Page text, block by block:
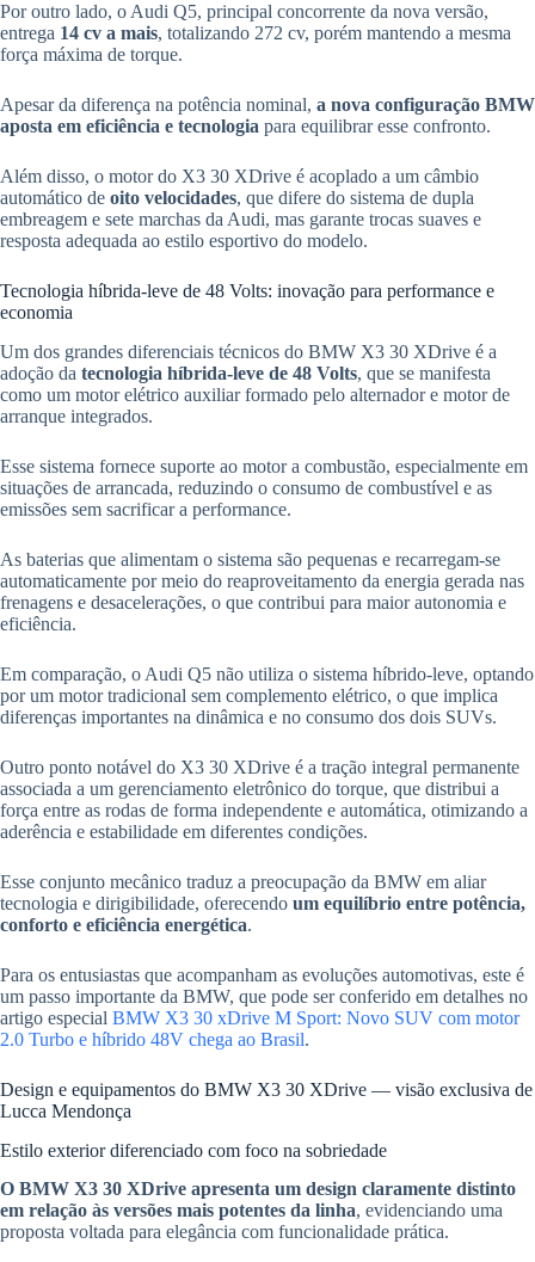
Por outro lado, o Audi Q5, principal concorrente da nova versão,
entrega 14 cv a mais, totalizando 272 cv, porém mantendo a mesma
força máxima de torque.
Apesar da diferença na potência nominal, a nova configuração BMW
aposta em eficiência e tecnologia para equilibrar esse confronto.
Além disso, o motor do X3 30 XDrive é acoplado a um câmbio
automático de oito velocidades, que difere do sistema de dupla
embreagem e sete marchas da Audi, mas garante trocas suaves e
resposta adequada ao estilo esportivo do modelo.
Tecnologia híbrida-leve de 48 Volts: inovação para performance e
economia
Um dos grandes diferenciais técnicos do BMW X3 30 XDrive é a
adoção da tecnologia híbrida-leve de 48 Volts, que se manifesta
como um motor elétrico auxiliar formado pelo alternador e motor de
arranque integrados.
Esse sistema fornece suporte ao motor a combustão, especialmente em
situações de arrancada, reduzindo o consumo de combustível e as
emissões sem sacrificar a performance.
As baterias que alimentam o sistema são pequenas e recarregam-se
automaticamente por meio do reaproveitamento da energia gerada nas
frenagens e desacelerações, o que contribui para maior autonomia e
eficiência.
Em comparação, o Audi Q5 não utiliza o sistema híbrido-leve, optando
por um motor tradicional sem complemento elétrico, o que implica
diferenças importantes na dinâmica e no consumo dos dois SUVs.
Outro ponto notável do X3 30 XDrive é a tração integral permanente
associada a um gerenciamento eletrônico do torque, que distribui a
força entre as rodas de forma independente e automática, otimizando a
aderência e estabilidade em diferentes condições.
Esse conjunto mecânico traduz a preocupação da BMW em aliar
tecnologia e dirigibilidade, oferecendo um equilíbrio entre potência,
conforto e eficiência energética.
Para os entusiastas que acompanham as evoluções automotivas, este é
um passo importante da BMW, que pode ser conferido em detalhes no
artigo especial BMW X3 30 xDrive M Sport: Novo SUV com motor
2.0 Turbo e híbrido 48V chega ao Brasil.
Design e equipamentos do BMW X3 30 XDrive — visão exclusiva de
Lucca Mendonça
Estilo exterior diferenciado com foco na sobriedade
O BMW X3 30 XDrive apresenta um design claramente distinto
em relação às versões mais potentes da linha, evidenciando uma
proposta voltada para elegância com funcionalidade prática.